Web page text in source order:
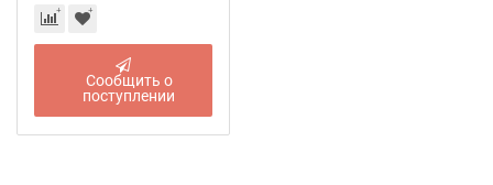
Сообщить о
поступлении